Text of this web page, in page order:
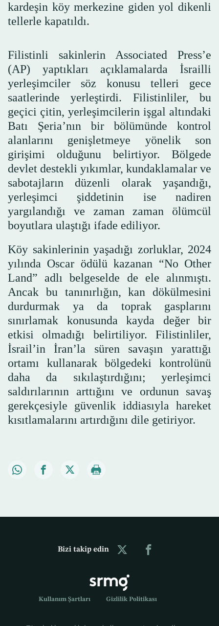
kardeşin köy merkezine giden yol dikenli
tellerle kapatıldı.
Filistinli sakinlerin Associated Press’e
(AP) yaptıkları açıklamalarda İsrailli
yerleşimciler söz konusu telleri gece
saatlerinde yerleştirdi. Filistinliler, bu
geçici çitin, yerleşimcilerin işgal altındaki
Batı Şeria’nın bir bölümünde kontrol
alanlarını genişletmeye yönelik son
girişimi olduğunu belirtiyor. Bölgede
devlet destekli yıkımlar, kundaklamalar ve
sabotajların düzenli olarak yaşandığı,
yerleşimci şiddetinin ise nadiren
yargılandığı ve zaman zaman ölümcül
boyutlara ulaştığı ifade ediliyor.
Köy sakinlerinin yaşadığı zorluklar, 2024
yılında Oscar ödülü kazanan “No Other
Land” adlı belgeselde de ele alınmıştı.
Ancak bu tanınırlığın, kan dökülmesini
durdurmak ya da toprak gasplarını
sınırlamak konusunda kayda değer bir
etkisi olmadığı belirtiliyor. Filistinliler,
İsrail’in İran’la süren savaşın yarattığı
ortamı kullanarak bölgedeki kontrolünü
daha da sıkılaştırdığını; yerleşimci
saldırılarının arttığını ve ordunun savaş
gerekçesiyle güvenlik iddiasıyla hareket
kısıtlamalarını artırdığını dile getiriyor.
Bizi takip edin
Kullanım Şartları Gizlilik Politikası